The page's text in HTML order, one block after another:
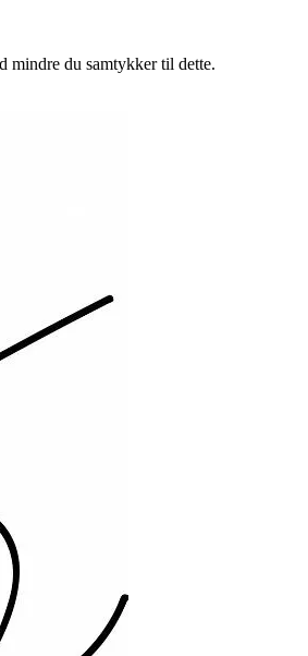
mindre du samtykker til dette.